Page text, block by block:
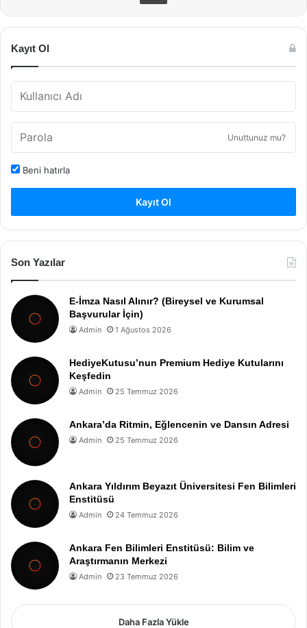
Kayıt Ol
Unuttunuz mu?
Beni hatırla
Kayıt Ol
Son Yazılar
E-İmza Nasıl Alınır? (Bireysel ve Kurumsal
Başvurular İçin)
Admin 1 Ağustos 2026
HediyeKutusu’nun Premium Hediye Kutularını
Keşfedin
Admin 25 Temmuz 2026
Ankara’da Ritmin, Eğlencenin ve Dansın Adresi
Admin 25 Temmuz 2026
Ankara Yıldırım Beyazıt Üniversitesi Fen Bilimleri
Enstitüsü
Admin 24 Temmuz 2026
Ankara Fen Bilimleri Enstitüsü: Bilim ve
Araştırmanın Merkezi
Admin 23 Temmuz 2026
Daha Fazla Yükle